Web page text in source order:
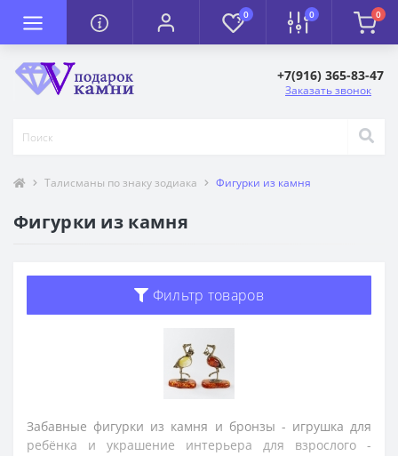
0 0 0
+7(916) 365-83-47
Заказать звонок
Талисманы по знаку зодиака Фигурки из камня
Фигурки из камня
Фильтр товаров
Забавные фигурки из камня и бронзы - игрушка для
ребёнка и украшение интерьера для взрослого -